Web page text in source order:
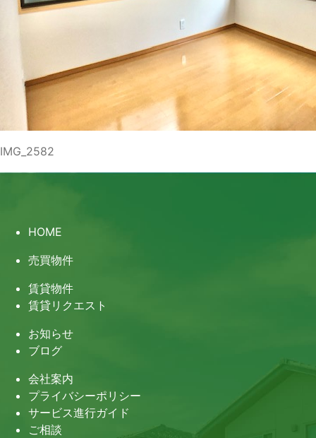
IMG_2582
HOME
売買物件
賃貸物件
賃貸リクエスト
お知らせ
ブログ
会社案内
プライバシーポリシー
サービス進行ガイド
ご相談